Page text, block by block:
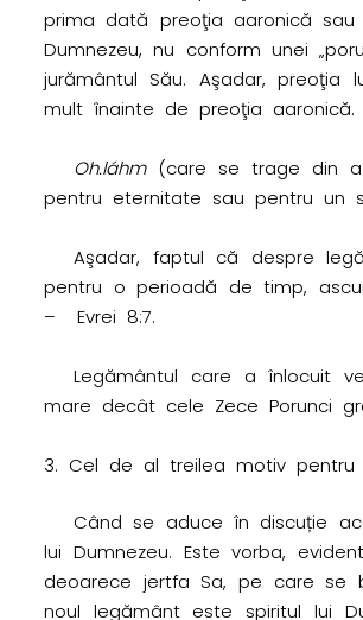
prima dată preoţia aaronică
Dumnezeu, nu conform unei
jurământul Său. Aşadar,
mult înainte de preoţia aaronică.
Oh.láhm(care se trage din a
pentru eternitate sau pentru un
Aşadar, faptul că despre
pentru o perioadă de timp,
– Evrei 8:7.
Legământul care a înlocuit
mare decât cele Zece Porunci
Cel de al treilea motiv
Când se aduce în discuție
lui Dumnezeu. Este vorba,
deoarece jertfa Sa, pe care se
noul legământ este spiritul lui